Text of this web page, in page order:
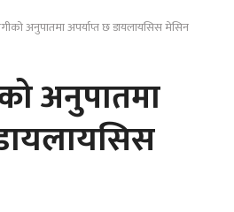
अनुपातमा अपर्याप्त छ डायलायसिस मेसिन
अनुपातमा